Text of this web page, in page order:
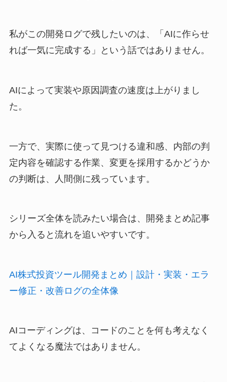
私がこの開発ログで残したいのは、「AIに作らせ
れば一気に完成する」という話ではありません。
AIによって実装や原因調査の速度は上がりまし
た。
一方で、実際に使って見つける違和感、内部の判
定内容を確認する作業、変更を採用するかどうか
の判断は、人間側に残っています。
シリーズ全体を読みたい場合は、開発まとめ記事
から入ると流れを追いやすいです。
AI株式投資ツール開発まとめ｜設計・実装・エラ
ー修正・改善ログの全体像
AIコーディングは、コードのことを何も考えなく
てよくなる魔法ではありません。